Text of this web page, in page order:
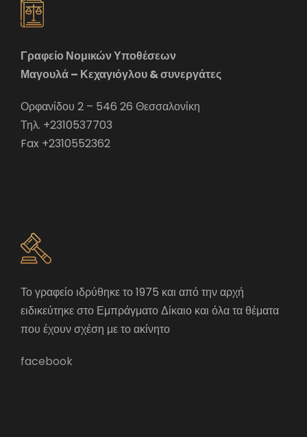
Γραφείο Νομικών Υποθέσεων
Μαγουλά – Κεχαγιόγλου & συνεργάτες
Ορφανίδου 2 – 546 26 Θεσσαλονίκη
Τηλ. +2310537703
Fax +2310552362
Το γραφείο ιδρύθηκε το 1975 και από την αρχή
ειδικεύτηκε στο Εμπράγματο Δίκαιο και όλα τα θέματα
που έχουν σχέση με το ακίνητο
facebook